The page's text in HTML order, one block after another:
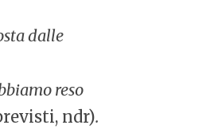
dalle
reso
ndr).